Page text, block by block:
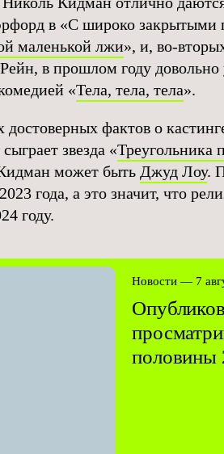
в «С широко закрытыми
маленькой лжи», и, во-
в прошлом году
«Тела, тела, тела».
достоверных фактов о
звезда «Треугольника
может быть Джуд Лоу.
года, а это значит, что
году.
Новости — 7
половины